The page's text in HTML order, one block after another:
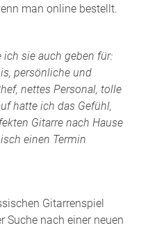
man online bestellt.
ich sie auch geben für:
persönliche und
nettes Personal, tolle
hatte ich das Gefühl,
Gitarre nach Hause
einen Termin
Gitarrenspiel
Suche nach einer neuen